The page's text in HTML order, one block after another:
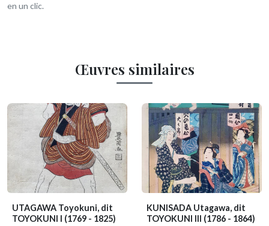
en un clic.
Œuvres similaires
UTAGAWA Toyokuni, dit
TOYOKUNI I (1769 - 1825)
KUNISADA Utagawa, dit
TOYOKUNI III (1786 - 1864)